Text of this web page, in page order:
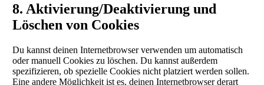
8. Aktivierung/Deaktivierung und
Löschen von Cookies
Du kannst deinen Internetbrowser verwenden um automatisch
oder manuell Cookies zu löschen. Du kannst außerdem
spezifizieren, ob spezielle Cookies nicht platziert werden sollen.
Eine andere Möglichkeit ist es, deinen Internetbrowser derart